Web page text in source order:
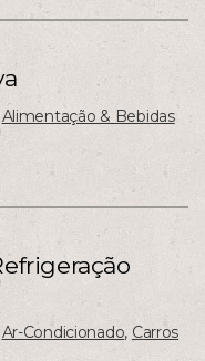
Alimentação & Bebidas
Ar-Condicionado, Carros